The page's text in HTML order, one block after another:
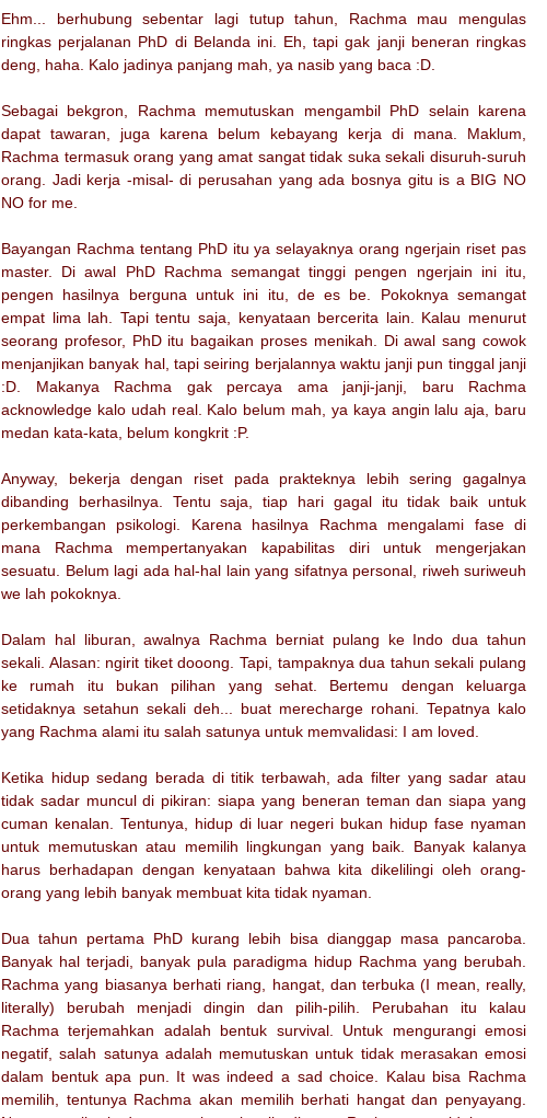
Ehm... berhubung sebentar lagi tutup tahun, Rachma mau mengulas
ringkas perjalanan PhD di Belanda ini. Eh, tapi gak janji beneran ringkas
deng, haha. Kalo jadinya panjang mah, ya nasib yang baca :D.
Sebagai bekgron, Rachma memutuskan mengambil PhD selain karena
dapat tawaran, juga karena belum kebayang kerja di mana. Maklum,
Rachma termasuk orang yang amat sangat tidak suka sekali disuruh-suruh
orang. Jadi kerja -misal- di perusahan yang ada bosnya gitu is a BIG NO
NO for me.
Bayangan Rachma tentang PhD itu ya selayaknya orang ngerjain riset pas
master. Di awal PhD Rachma semangat tinggi pengen ngerjain ini itu,
pengen hasilnya berguna untuk ini itu, de es be. Pokoknya semangat
empat lima lah. Tapi tentu saja, kenyataan bercerita lain. Kalau menurut
seorang profesor, PhD itu bagaikan proses menikah. Di awal sang cowok
menjanjikan banyak hal, tapi seiring berjalannya waktu janji pun tinggal janji
:D. Makanya Rachma gak percaya ama janji-janji, baru Rachma
acknowledge kalo udah real. Kalo belum mah, ya kaya angin lalu aja, baru
medan kata-kata, belum kongkrit :P.
Anyway, bekerja dengan riset pada prakteknya lebih sering gagalnya
dibanding berhasilnya. Tentu saja, tiap hari gagal itu tidak baik untuk
perkembangan psikologi. Karena hasilnya Rachma mengalami fase di
mana Rachma mempertanyakan kapabilitas diri untuk mengerjakan
sesuatu. Belum lagi ada hal-hal lain yang sifatnya personal, riweh suriweuh
we lah pokoknya.
Dalam hal liburan, awalnya Rachma berniat pulang ke Indo dua tahun
sekali. Alasan: ngirit tiket dooong. Tapi, tampaknya dua tahun sekali pulang
ke rumah itu bukan pilihan yang sehat. Bertemu dengan keluarga
setidaknya setahun sekali deh... buat merecharge rohani. Tepatnya kalo
yang Rachma alami itu salah satunya untuk memvalidasi: I am loved.
Ketika hidup sedang berada di titik terbawah, ada filter yang sadar atau
tidak sadar muncul di pikiran: siapa yang beneran teman dan siapa yang
cuman kenalan. Tentunya, hidup di luar negeri bukan hidup fase nyaman
untuk memutuskan atau memilih lingkungan yang baik. Banyak kalanya
harus berhadapan dengan kenyataan bahwa kita dikelilingi oleh orang-
orang yang lebih banyak membuat kita tidak nyaman.
Dua tahun pertama PhD kurang lebih bisa dianggap masa pancaroba.
Banyak hal terjadi, banyak pula paradigma hidup Rachma yang berubah.
Rachma yang biasanya berhati riang, hangat, dan terbuka (I mean, really,
literally) berubah menjadi dingin dan pilih-pilih. Perubahan itu kalau
Rachma terjemahkan adalah bentuk survival. Untuk mengurangi emosi
negatif, salah satunya adalah memutuskan untuk tidak merasakan emosi
dalam bentuk apa pun. It was indeed a sad choice. Kalau bisa Rachma
memilih, tentunya Rachma akan memilih berhati hangat dan penyayang.